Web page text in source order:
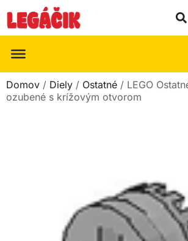
Domov / Diely / Ostatné / LEGO
ozubené s krížovým otvorom